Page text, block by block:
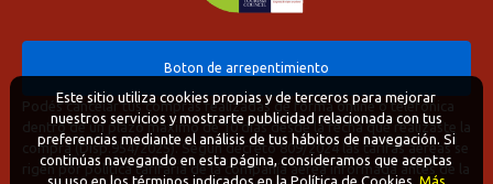
Boton de arrepentimiento
Podés cancelar tus compras realizadas de forma online o telefonica
dentro de un plazo máximo de 10 días desde la fecha que realizaste la
compra (Disp.954/2025). Según decreto 809/2024 las tarifas aéreas se
rigen por política tarifaria de la compañía aérea informada antes de la
Este sitio utiliza cookies propias y de terceros para mejorar
nuestros servicios y mostrarte publicidad relacionada con tus
preferencias mediante el análisis de tus hábitos de navegación. Si
continúas navegando en esta página, consideramos que aceptas
su uso en los términos indicados en la Política de Cookies. Más